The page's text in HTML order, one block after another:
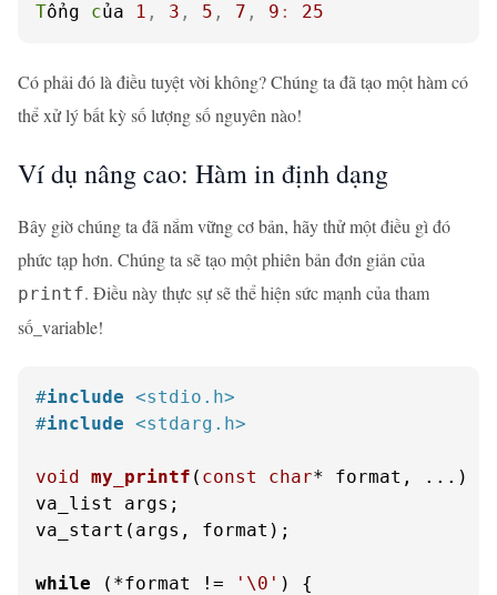
Tổng của 1 , 3 , 5 , 7 , 9 : 25
Có phải đó là điều tuyệt vời không? Chúng ta đã tạo một hàm có
thể xử lý bất kỳ số lượng số nguyên nào!
Ví dụ nâng cao: Hàm in định dạng
Bây giờ chúng ta đã nắm vững cơ bản, hãy thử một điều gì đó
phức tạp hơn. Chúng ta sẽ tạo một phiên bản đơn giản của
printf. Điều này thực sự sẽ thể hiện sức mạnh của tham
số_variable!
#include <stdio.h>
#include <stdarg.h>
void my_printf ( const char* format, ...)
va_list args;
va_start(args, format);
while (*format != '\0'